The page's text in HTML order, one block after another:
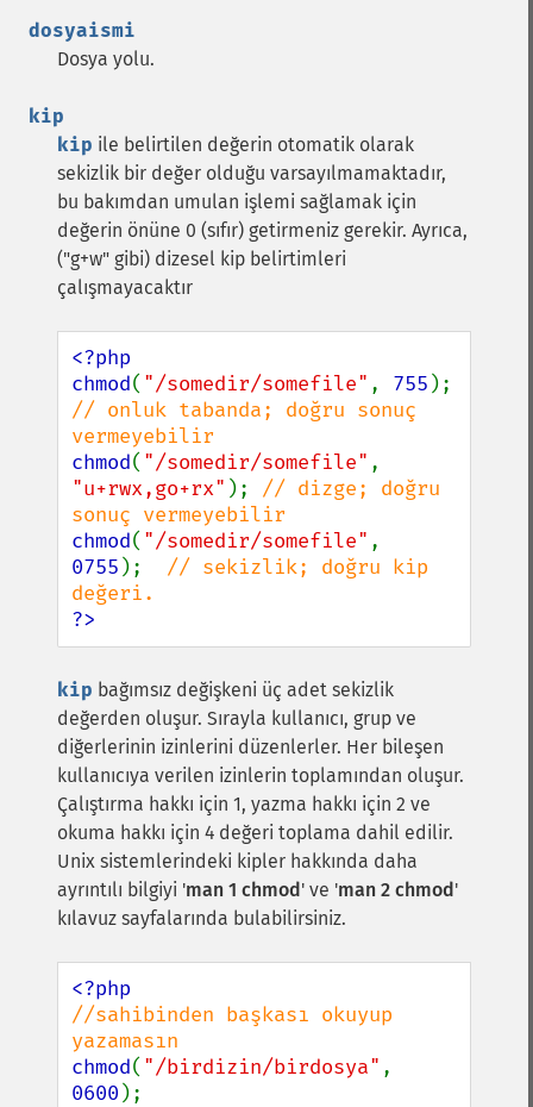
dosyaismi
Dosya yolu.
kip
kip ile belirtilen değerin otomatik olarak
sekizlik bir değer olduğu varsayılmamaktadır,
bu bakımdan umulan işlemi sağlamak için
değerin önüne 0 (sıfır) getirmeniz gerekir. Ayrıca,
("g+w" gibi) dizesel kip belirtimleri
çalışmayacaktır
<?php
chmod( "/somedir/somefile" , 755
// onluk tabanda; doğru sonuç
chmod( "/somedir/somefile"
"u+rwx,go+rx" ); // dizge; doğru
chmod( "/somedir/somefile"
0755 ); // sekizlik; doğru kip
?>
kip bağımsız değişkeni üç adet sekizlik
değerden oluşur. Sırayla kullanıcı, grup ve
diğerlerinin izinlerini düzenlerler. Her bileşen
kullanıcıya verilen izinlerin toplamından oluşur.
Çalıştırma hakkı için 1, yazma hakkı için 2 ve
okuma hakkı için 4 değeri toplama dahil edilir.
Unix sistemlerindeki kipler hakkında daha
ayrıntılı bilgiyi 'man 1 chmod' ve 'man 2 chmod'
kılavuz sayfalarında bulabilirsiniz.
//sahibinden başkası okuyup
chmod( "/birdizin/birdosya"
0600 );